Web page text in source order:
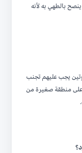
بالطهي به لأنه
يجب عليهم تجنب
على منطقة صغيرة من